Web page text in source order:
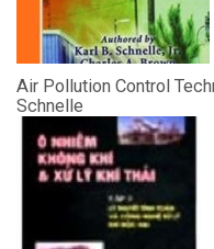
Air Pollution Control
Schnelle